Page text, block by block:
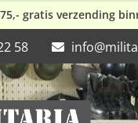
75,- gratis verzending
58